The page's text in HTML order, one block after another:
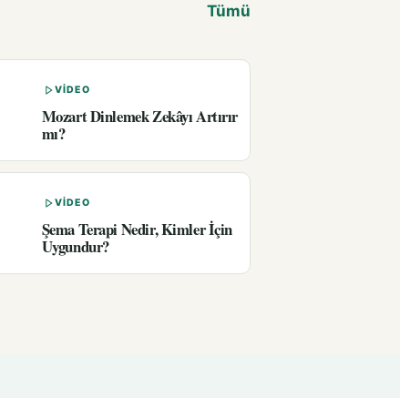
Tümü
VIDEO
Mozart Dinlemek Zekâyı Artırır
mı?
VIDEO
Şema Terapi Nedir, Kimler İçin
Uygundur?